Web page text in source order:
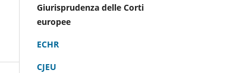
Giurisprudenza delle Corti
europee
ECHR
CJEU